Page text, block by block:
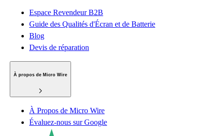
Espace Revendeur B2B
Guide des Qualités d'Écran et de Batterie
Blog
Devis de réparation
À propos de Micro Wire
À Propos de Micro Wire
Évaluez-nous sur Google